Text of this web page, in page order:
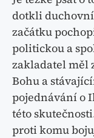
dotkli
začátku
politickou a
zakladatel měl
Bohu a
pojednávání o
této
proti komu